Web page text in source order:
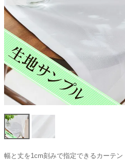
幅と丈を1cm刻みで指定できるカーテン